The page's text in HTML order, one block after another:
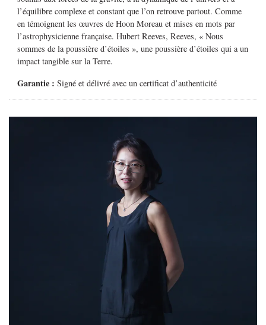
l’équilibre complexe et constant que l’on retrouve partout. Comme
en témoignent les œuvres de Hoon Moreau et mises en mots par
l’astrophysicienne française. Hubert Reeves, Reeves, « Nous
sommes de la poussière d’étoiles », une poussière d’étoiles qui a un
impact tangible sur la Terre.
Garantie : Signé et délivré avec un certificat d’authenticité